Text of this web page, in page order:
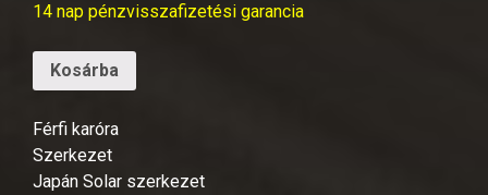
14 nap pénzvisszafizetési garancia
Kosárba
Férfi karóra
Szerkezet
Japán Solar szerkezet